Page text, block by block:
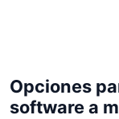
Opciones
software a